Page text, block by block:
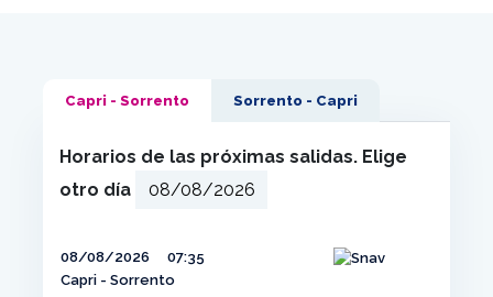
Capri - Sorrento Sorrento - Capri
Horarios de las próximas salidas. Elige
otro día
08/08/2026
07:35
Capri - Sorrento